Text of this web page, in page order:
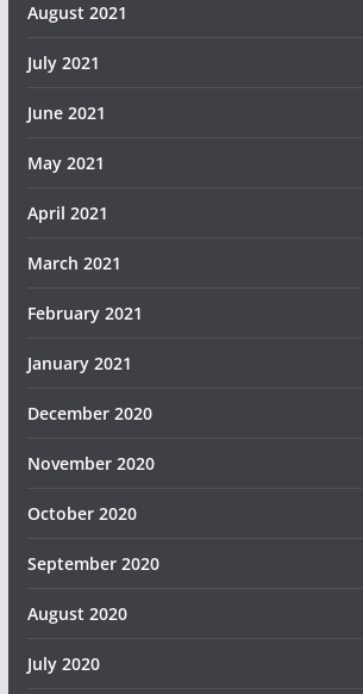
August 2021
July 2021
June 2021
May 2021
April 2021
March 2021
February 2021
January 2021
December 2020
November 2020
October 2020
September 2020
August 2020
July 2020